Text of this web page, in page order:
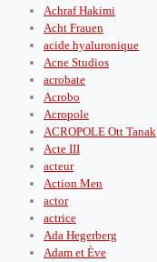
Achraf Hakimi
Acht Frauen
acide hyaluronique
Acne Studios
acrobate
Acrobo
Acropole
ACROPOLE Ott Tanak
Acte III
acteur
Action Men
actor
actrice
Ada Hegerberg
Adam et Ève